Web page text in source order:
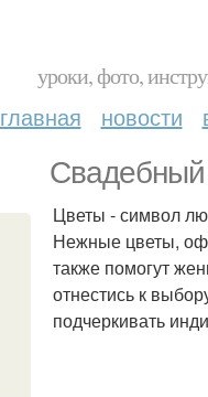
уроки, фото,
главная новости
Свадебный
Цветы - символ
Нежные цветы,
также помогут
отнестись к
подчеркивать